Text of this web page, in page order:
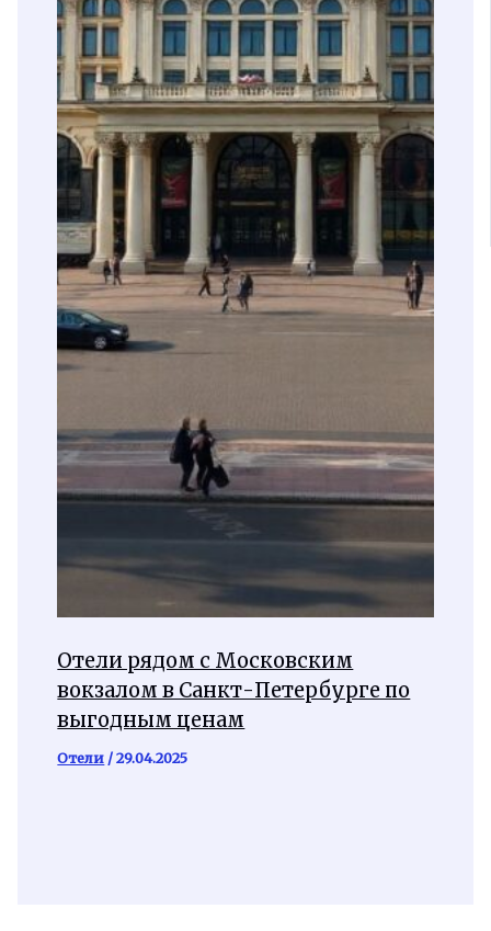
Отели рядом с Московским
вокзалом в Санкт-Петербурге по
выгодным ценам
Отели /29.04.2025